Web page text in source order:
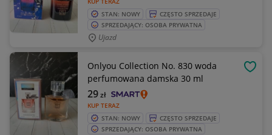
STAN: NOWY
CZĘSTO SPRZEDAJE
SPRZEDAJĄCY: OSOBA PRYWATNA
Ujazd
Onlyou Collection No. 830 woda
perfumowana damska 30 ml
KUP TERAZ
29zł
STAN: NOWY
CZĘSTO SPRZEDAJE
SPRZEDAJĄCY: OSOBA PRYWATNA